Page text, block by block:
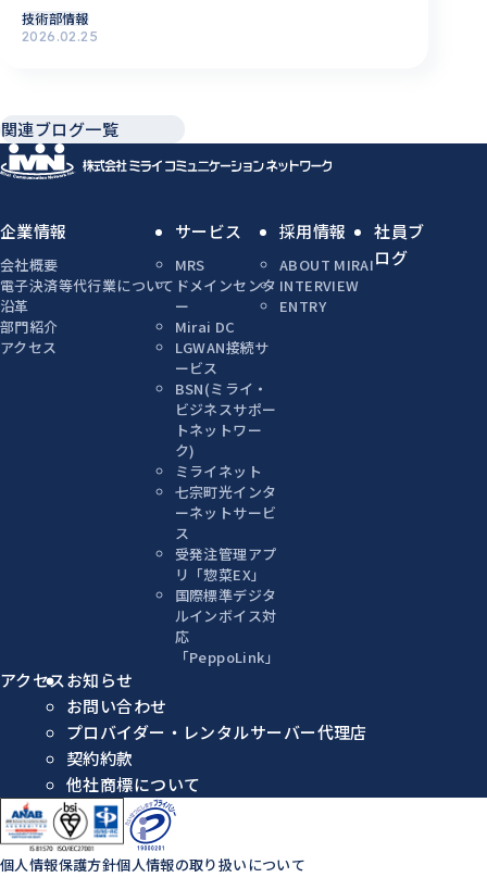
技術部情報
2026.02.25
関連ブログ一覧
企業情報
会社概要
電子決済等代行業について
沿革
部門紹介
アクセス
サービス
MRS
ドメインセンタ
ー
Mirai DC
LGWAN接続サ
ービス
BSN(ミライ・
ビジネスサポー
トネットワー
ク)
ミライネット
七宗町光インタ
ーネットサービ
ス
受発注管理アプ
リ「惣菜EX」
国際標準デジタ
ルインボイス対
応
「PeppoLink」
採用情報
ABOUT MIRAI
INTERVIEW
ENTRY
社員ブ
ログ
アクセスお知らせ
お問い合わせ
プロバイダー・レンタルサーバー代理店
契約約款
他社商標について
個人情報保護方針個人情報の取り扱いについて